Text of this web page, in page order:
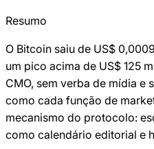
Resumo
O Bitcoin saiu de US$
um pico acima de US$ 125
CMO, sem verba de mídia e
como cada função de
mecanismo do protocolo:
como calendário editorial e